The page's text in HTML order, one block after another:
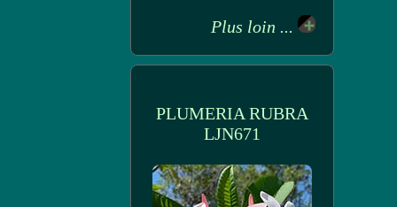
Plus loin ...
PLUMERIA RUBRA
LJN671